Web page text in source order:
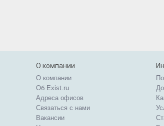
О компании
О компании
Об Exist.ru
Адреса офисов
Связаться с нами
Вакансии